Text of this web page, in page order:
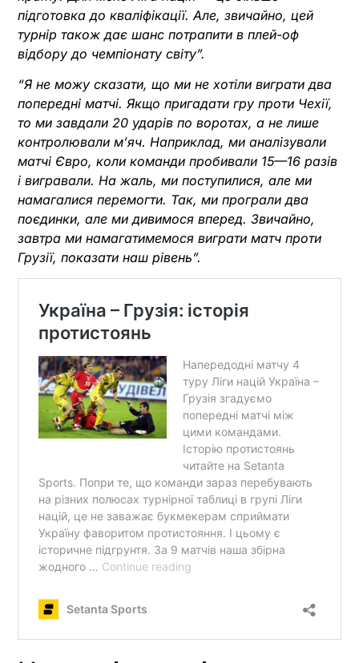
підготовка до кваліфікації. Але, звичайно, цей
турнір також дає шанс потрапити в плей-оф
відбору до чемпіонату світу”.
“Я не можу сказати, що ми не хотіли виграти два
попередні матчі. Якщо пригадати гру проти Чехії,
то ми завдали 20 ударів по воротах, а не лише
контролювали м’яч. Наприклад, ми аналізували
матчі Євро, коли команди пробивали 15—16 разів
і вигравали. На жаль, ми поступилися, але ми
намагалися перемогти. Так, ми програли два
поєдинки, але ми дивимося вперед. Звичайно,
завтра ми намагатимемося виграти матч проти
Грузії, показати наш рівень”.